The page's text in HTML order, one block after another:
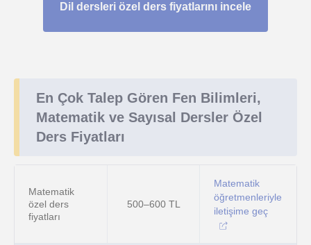
Dil dersleri özel ders fiyatlarını incele
En Çok Talep Gören Fen Bilimleri,
Matematik ve Sayısal Dersler Özel
Ders Fiyatları
Matematik
özel ders
fiyatları
500–600 TL
Matematik
öğretmenleriyle
iletişime geç